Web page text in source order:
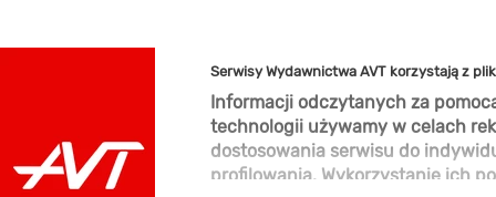
Serwisy Wydawnictwa AVT korzystają z
Informacji odczytanych za
technologii używamy w celach
dostosowania serwisu do
profilowania. Wykorzystanie ich